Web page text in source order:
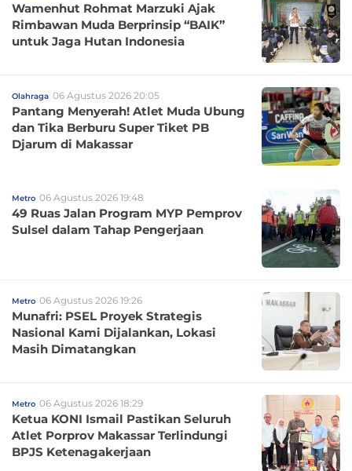
Wamenhut Rohmat Marzuki Ajak
Rimbawan Muda Berprinsip “BAIK”
untuk Jaga Hutan Indonesia
Olahraga 06 Agustus 2026 20:05
Pantang Menyerah! Atlet Muda Ubung
dan Tika Berburu Super Tiket PB
Djarum di Makassar
Metro 06 Agustus 2026 19:48
49 Ruas Jalan Program MYP Pemprov
Sulsel dalam Tahap Pengerjaan
Metro 06 Agustus 2026 19:26
Munafri: PSEL Proyek Strategis
Nasional Kami Dijalankan, Lokasi
Masih Dimatangkan
Metro 06 Agustus 2026 18:29
Ketua KONI Ismail Pastikan Seluruh
Atlet Porprov Makassar Terlindungi
BPJS Ketenagakerjaan